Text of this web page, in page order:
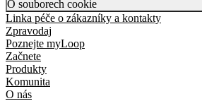
O souborech cookie
Linka péče o zákazníky a kontakty
Zpravodaj
Poznejte myLoop
Začnete
Produkty
Komunita
O nás